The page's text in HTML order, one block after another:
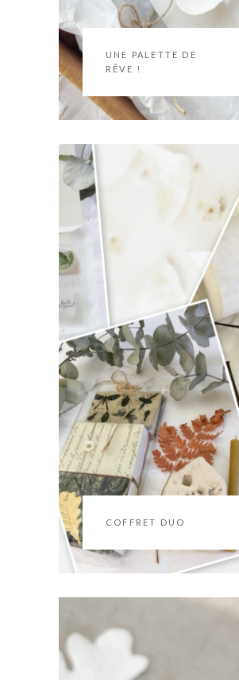
UNE PALETTE DE
RÊVE !
COFFRET DUO